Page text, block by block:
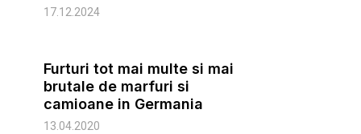
17.12.2024
Furturi tot mai multe si mai
brutale de marfuri si
camioane in Germania
13.04.2020